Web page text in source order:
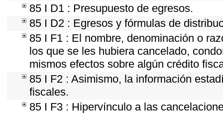
85 I D1 : Presupuesto de egresos.
85 I D2 : Egresos y fórmulas de
85 I F1 : El nombre, denominación o
los que se les hubiera cancelado,
mismos efectos sobre algún crédito
85 I F2 : Asimismo, la información
fiscales.
85 I F3 : Hipervínculo a las